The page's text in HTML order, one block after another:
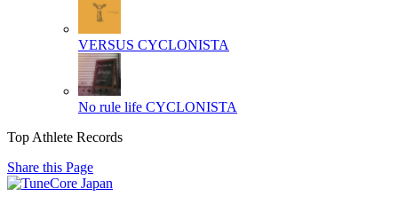
VERSUS CYCLONISTA
No rule life CYCLONISTA
Top Athlete Records
Share this Page